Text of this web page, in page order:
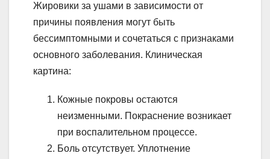
Жировики за ушами в зависимости от
причины появления могут быть
бессимптомными и сочетаться с признаками
основного заболевания. Клиническая
картина:
Кожные покровы остаются
неизменными. Покраснение возникает
при воспалительном процессе.
Боль отсутствует. Уплотнение